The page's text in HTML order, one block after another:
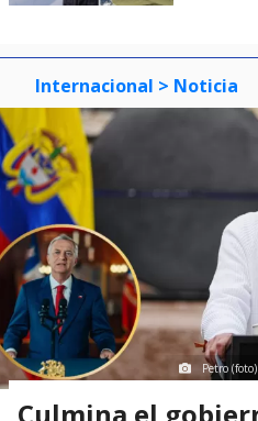
Internacional > Noticia
Petro